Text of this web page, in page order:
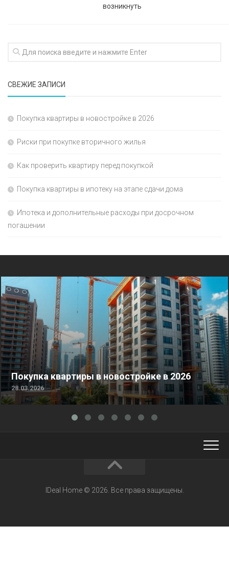
возникнуть
СВЕЖИЕ ЗАПИСИ
Покупка квартиры в новостройке в 2026
Риски при покупке вторичного жилья
Как проверить квартиру перед покупкой
Покупка квартиры в ипотеку на этапе сдачи дома
Ипотека и дополнительные расходы при досрочном
погашении
Покупка квартиры в новостройке в 2026
28.03.2026
IDeal Home © 2026. Все права защищены.